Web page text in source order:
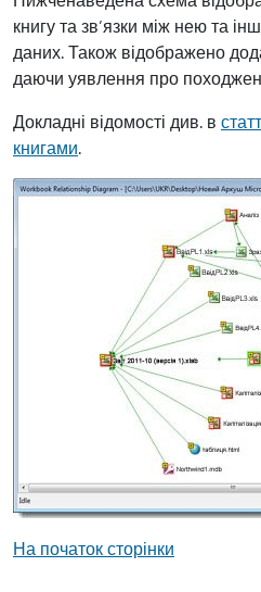
книгу та зв’язки між нею та
даних. Також відображено
даючи уявлення про
Докладні відомості див. в
книгами.
На початок сторінки